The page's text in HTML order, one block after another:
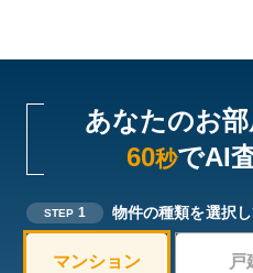
あなたのお
60秒でAI
STEP 1 物件の種類を選択
マンション 戸